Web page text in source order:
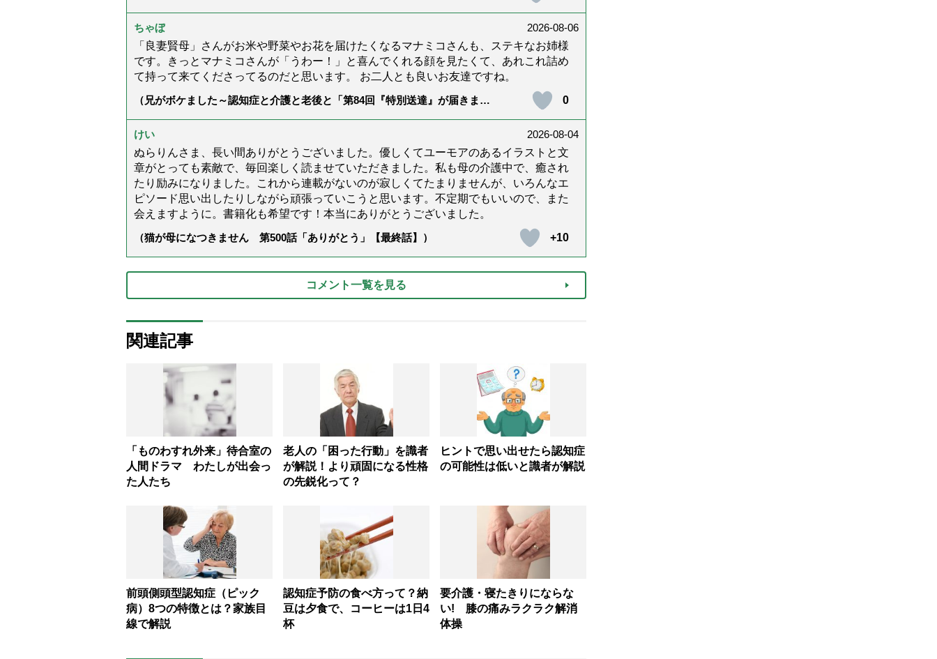
ちゃぼ
2026-08-06
「良妻賢母」さんがお米や野菜やお花を届けたくなるマナミコさんも、ステキなお姉様
です。きっとマナミコさんが「うわー！」と喜んでくれる顔を見たくて、あれこれ詰め
て持って来てくださってるのだと思います。 お二人とも良いお友達ですね。
（兄がボケました～認知症と介護と老後と「第84回『特別送達』が届きまし
0
けい
2026-08-04
ぬらりんさま、長い間ありがとうございました。優しくてユーモアのあるイラストと文
章がとっても素敵で、毎回楽しく読ませていただきました。私も母の介護中で、癒され
たり励みになりました。これから連載がないのが寂しくてたまりませんが、いろんなエ
ピソード思い出したりしながら頑張っていこうと思います。不定期でもいいので、また
会えますように。書籍化も希望です！本当にありがとうございました。
（猫が母になつきません 第500話「ありがとう」【最終話】）
+10
コメント一覧を見る
関連記事
「ものわすれ外来」待合室の
人間ドラマ わたしが出会っ
た人たち
老人の「困った行動」を識者
が解説！より頑固になる性格
の先鋭化って？
ヒントで思い出せたら認知症
の可能性は低いと識者が解説
前頭側頭型認知症（ピック
病）8つの特徴とは？家族目
線で解説
認知症予防の食べ方って？納
豆は夕食で、コーヒーは1日4
杯
要介護・寝たきりにならな
い! 膝の痛みラクラク解消
体操